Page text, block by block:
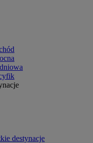
destynacje